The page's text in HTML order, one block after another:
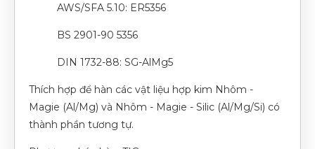
AWS/SFA 5.10: ER5356
BS 2901-90 5356
DIN 1732-88: SG-AlMg5
Thích hợp để hàn các vật liệu hợp kim Nhôm -
Magie (Al/Mg) và Nhôm - Magie - Silic (Al/Mg/Si) có
thành phần tương tự.